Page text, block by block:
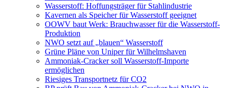
Wasserstoff: Hoffungsträger für Stahlindustrie
Kavernen als Speicher für Wasserstoff geeignet
OOWV baut Werk: Brauchwasser für die Wasserstoff-
Produktion
NWO setzt auf „blauen“ Wasserstoff
Grüne Pläne von Uniper für Wilhelmshaven
Ammoniak-Cracker soll Wasserstoff-Importe
ermöglichen
Riesiges Transportnetz für CO2